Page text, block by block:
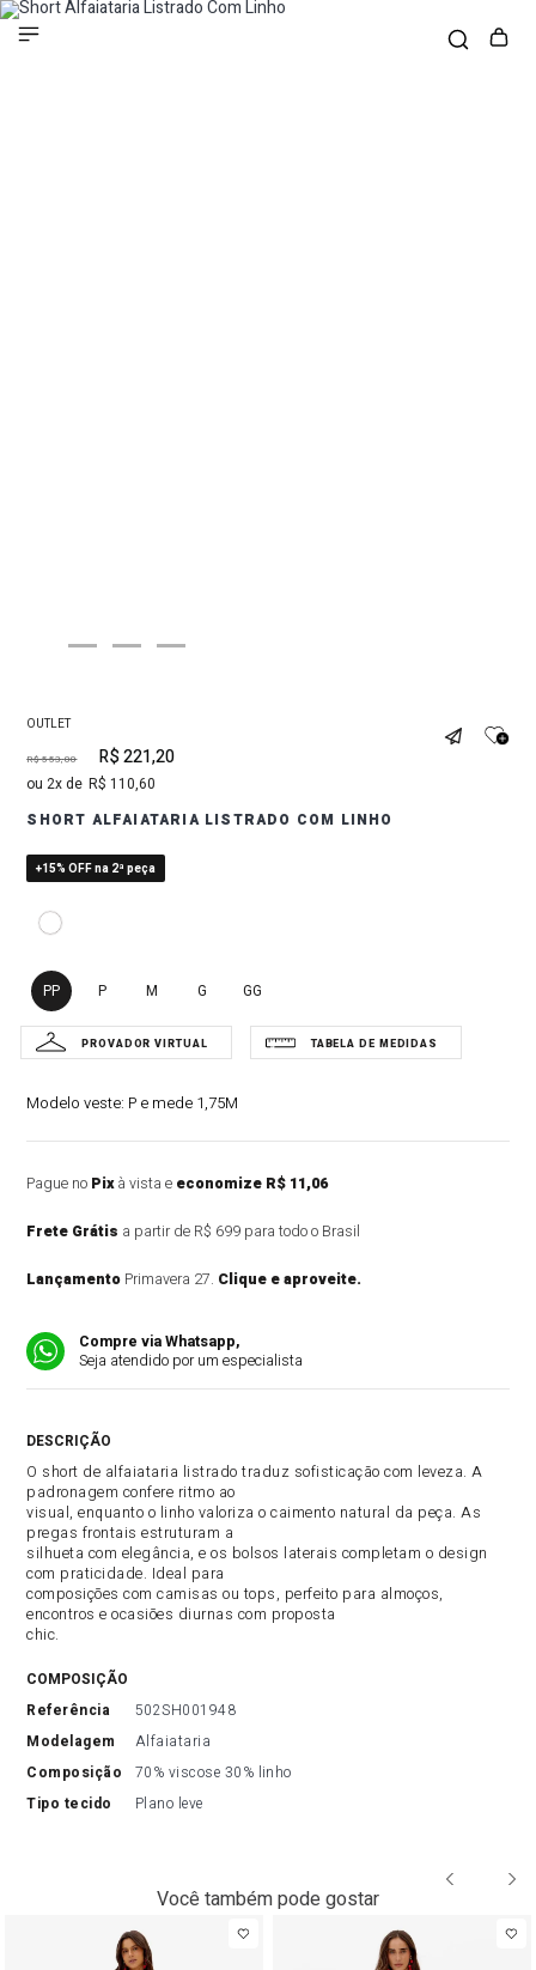
OUTLET
R$ 553,00 R$ 221,20
2 R$ 110,60
SHORT ALFAIATARIA LISTRADO COM LINHO
+15% OFF na 2ª peça
PP P M G GG
Modelo veste: P e mede 1,75M
Pague no Pixà vista e economize R$ 11,06
Frete Grátis a partir de R$ 699 para todo o Brasil
Lançamento Primavera 27. Clique e aproveite.
Compre via Whatsapp,
Seja atendido por um especialista
O short de alfaiataria listrado traduz sofisticação com leveza. A
padronagem confere ritmo ao
visual, enquanto o linho valoriza o caimento natural da peça. As
pregas frontais estruturam a
silhueta com elegância, e os bolsos laterais completam o design
com praticidade. Ideal para
composições com camisas ou tops, perfeito para almoços,
encontros e ocasiões diurnas com proposta
chic.
COMPOSIÇÃO
referência
502SH001948
modelagem
Alfaiataria
composição
70% viscose 30% linho
tipo tecido
Plano leve
Você também pode gostar